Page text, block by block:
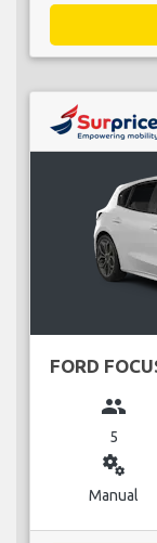
FORD
group
5
miscellaneous_services
Manual